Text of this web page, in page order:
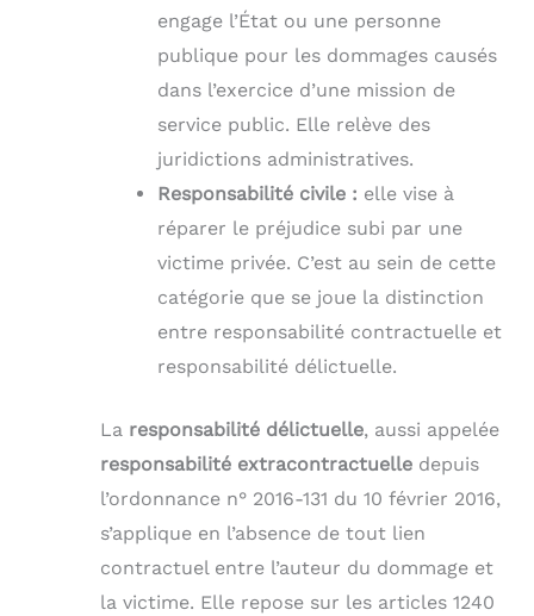
engage l’État ou une personne
publique pour les dommages causés
dans l’exercice d’une mission de
service public. Elle relève des
juridictions administratives.
Responsabilité civile : elle vise à
réparer le préjudice subi par une
victime privée. C’est au sein de cette
catégorie que se joue la distinction
entre responsabilité contractuelle et
responsabilité délictuelle.
La responsabilité délictuelle, aussi appelée
responsabilité extracontractuelle depuis
l’ordonnance n° 2016-131 du 10 février 2016,
s’applique en l’absence de tout lien
contractuel entre l’auteur du dommage et
la victime. Elle repose sur les articles 1240